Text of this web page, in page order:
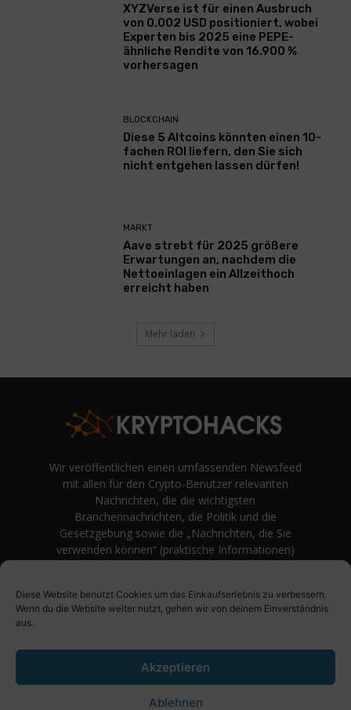
Diese Website benutzt Cookies um das Einkaufserlebnis zu verbessern.
Wenn du die Website weiter nutzt, gehen wir von deinem Einverständnis
aus.
Akzeptieren
Ablehnen
XYZVerse ist für einen Ausbruch
von 0,002 USD positioniert, wobei
Experten bis 2025 eine PEPE-
ähnliche Rendite von 16.900 %
vorhersagen
BLOCKCHAIN
Diese 5 Altcoins könnten einen 10-
fachen ROI liefern, den Sie sich
nicht entgehen lassen dürfen!
MARKT
Aave strebt für 2025 größere
Erwartungen an, nachdem die
Nettoeinlagen ein Allzeithoch
erreicht haben
Mehr laden
Wir veröffentlichen einen umfassenden Newsfeed
mit allen für den Crypto-Benutzer relevanten
Nachrichten, die die wichtigsten
Branchennachrichten, die Politik und die
Gesetzgebung sowie die „Nachrichten, die Sie
verwenden können“ (praktische Informationen)
Meinungen rund um Kryptowährung. Einfache
Logik und Beispiele aus der Praxis werden vor
bevorzugt.